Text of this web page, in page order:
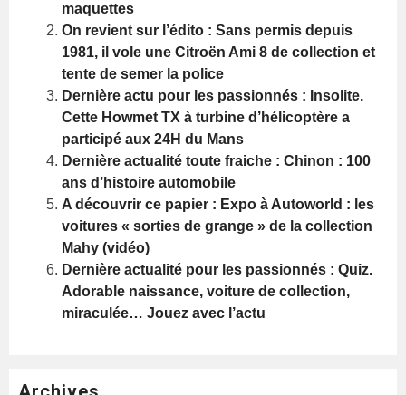
maquettes
On revient sur l’édito : Sans permis depuis
1981, il vole une Citroën Ami 8 de collection et
tente de semer la police
Dernière actu pour les passionnés : Insolite.
Cette Howmet TX à turbine d’hélicoptère a
participé aux 24H du Mans
Dernière actualité toute fraiche : Chinon : 100
ans d’histoire automobile
A découvrir ce papier : Expo à Autoworld : les
voitures « sorties de grange » de la collection
Mahy (vidéo)
Dernière actualité pour les passionnés : Quiz.
Adorable naissance, voiture de collection,
miraculée… Jouez avec l’actu